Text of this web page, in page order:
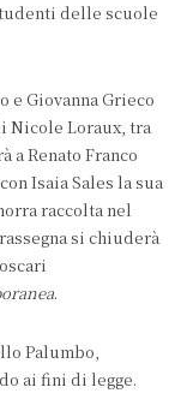
delle scuole
e Giovanna Grieco
Nicole Loraux, tra
a Renato Franco
Isaia Sales la sua
raccolta nel
si chiuderà
.
Palumbo,
ai fini di legge.